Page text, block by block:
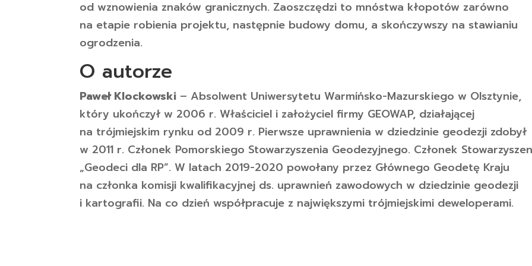
od wznowienia znaków granicznych. Zaoszczędzi to mnóstwa kłopotów zarówno
na etapie robienia projektu, następnie budowy domu, a skończywszy na stawianiu
ogrodzenia.
O autorze
Paweł Klockowski – Absolwent Uniwersytetu Warmińsko-Mazurskiego w Olsztynie,
który ukończył w 2006 r. Właściciel i założyciel firmy GEOWAP, działającej
na trójmiejskim rynku od 2009 r. Pierwsze uprawnienia w dziedzinie geodezji zdobył
w 2011 r. Członek Pomorskiego Stowarzyszenia Geodezyjnego. Członek
„Geodeci dla RP”. W latach 2019-2020 powołany przez Głównego Geodetę Kraju
na członka komisji kwalifikacyjnej ds. uprawnień zawodowych w dziedzinie geodezji
i kartografii. Na co dzień współpracuje z największymi trójmiejskimi deweloperami.